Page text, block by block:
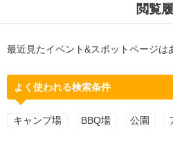
閲覧
最近見たイベント&スポットページは
よく使われる検索条件
キャンプ場 BBQ場 公園